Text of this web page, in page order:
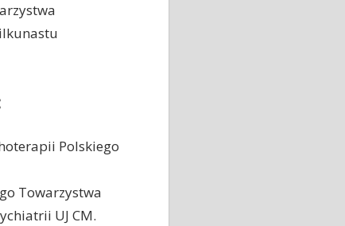
Polskiego
Towarzystwa
UJ CM.